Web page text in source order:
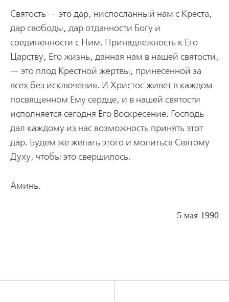
Святость — это дар, ниспосланный нам с Креста,
дар свободы, дар отданности Богу и
соединенности с Ним. Принадлежность к Его
Царству, Его жизнь, данная нам в нашей святости,
— это плод Крестной жертвы, принесенной за
всех без исключения. И Христос живет в каждом
посвященном Ему сердце, и в нашей святости
исполняется сегодня Его Воскресение. Господь
дал каждому из нас возможность принять этот
дар. Будем же желать этого и молиться Святому
Духу, чтобы это свершилось.
Аминь.
5 мая 1990